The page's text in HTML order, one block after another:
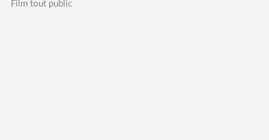
Film tout public